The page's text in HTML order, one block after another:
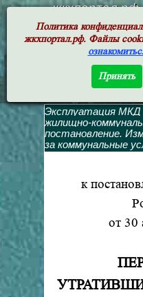
жкхпортал.рф
Эксплуатация МКД
жилищно-
постановление.
за коммунальные
к
от 30
Политика
жкхпортал.рф. Файлы
Принять